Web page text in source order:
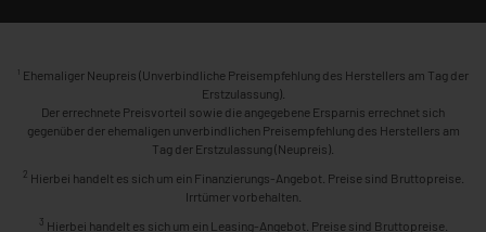
1 Ehemaliger Neupreis (Unverbindliche Preisempfehlung des Herstellers am Tag der
Erstzulassung).
Der errechnete Preisvorteil sowie die angegebene Ersparnis errechnet sich
gegenüber der ehemaligen unverbindlichen Preisempfehlung des Herstellers am
Tag der Erstzulassung (Neupreis).
2 Hierbei handelt es sich um ein Finanzierungs-Angebot. Preise sind Bruttopreise.
Irrtümer vorbehalten.
3 Hierbei handelt es sich um ein Leasing-Angebot. Preise sind Bruttopreise.